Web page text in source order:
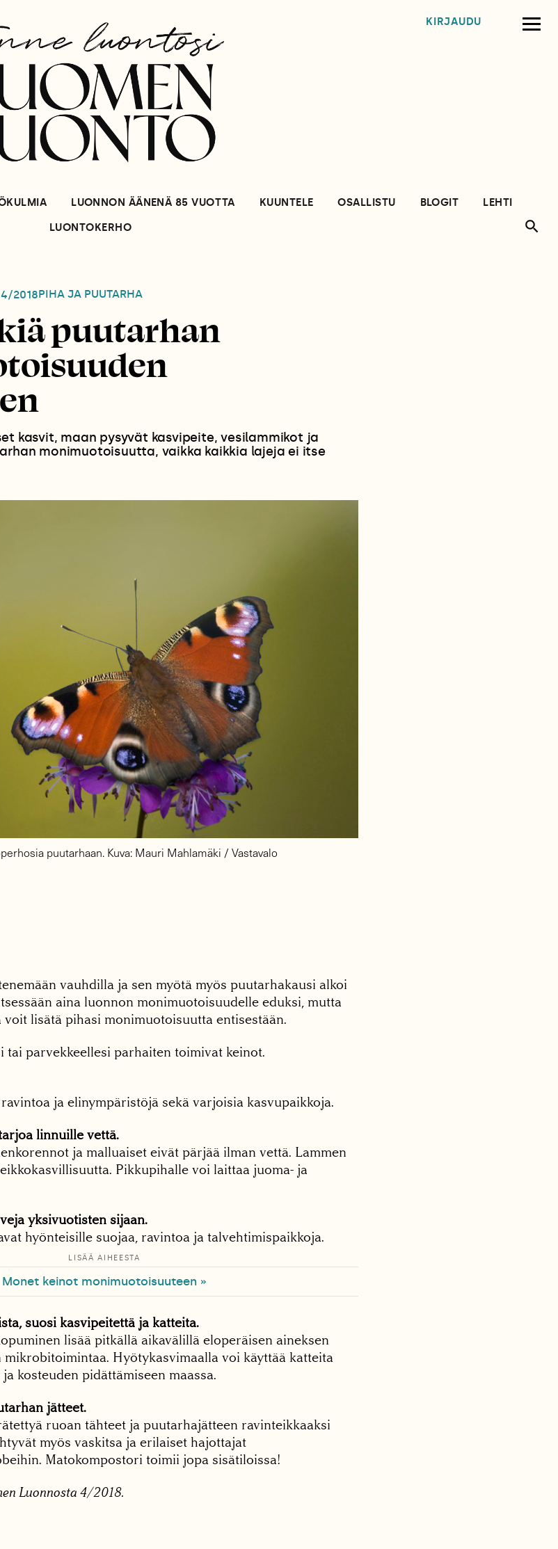
KIRJAUDU
LUONNON ÄÄNENÄ 85 VUOTTA KUUNTELE OSALLISTU BLOGIT
LEHTI
LUONTOKERHO
4/2018PIHA JA PUUTARHA
puutarhan
kasvit, maan pysyvät kasvipeite, vesilammikot ja
monimuotoisuutta, vaikka kaikkia lajeja ei itse
puutarhaan. Kuva: Mauri Mahlamäki / Vastavalo
vauhdilla ja sen myötä myös puutarhakausi alkoi
aina luonnon monimuotoisuudelle eduksi, mutta
lisätä pihasi monimuotoisuutta entisestään.
tai parvekkeellesi parhaiten toimivat keinot.
ja elinympäristöjä sekä varjoisia kasvupaikkoja.
linnuille vettä.
ja malluaiset eivät pärjää ilman vettä. Lammen
Pikkupihalle voi laittaa juoma- ja
yksi­vuotisten sijaan.
hyönteisille suojaa, ravintoa ja talvehtimispaikkoja.
LISÄÄ AIHEESTA
Monet keinot monimuotoisuuteen »
suosi kasvipeitettä ja katteita.
lisää pitkällä aikavälillä eloperäisen aineksen
mikrobitoimintaa. Hyötykasvimaalla voi käyttää katteita
kosteuden pidättämiseen maassa.
jätteet.
ruoan tähteet ja puutarhajätteen ravinteikkaaksi
myös vaskitsa ja erilaiset hajottajat
Matokompostori toimii jopa sisätiloissa!
Luonnosta 4/2018.